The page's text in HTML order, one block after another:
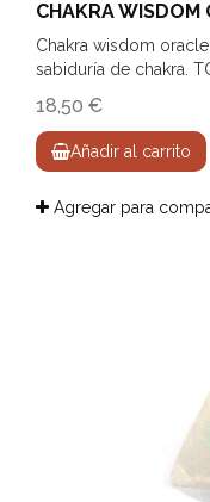
CHAKRA WISDOM
Chakra wisdom
sabiduría de chakra.
18,50 €
Añadir al carrito
Agregar para